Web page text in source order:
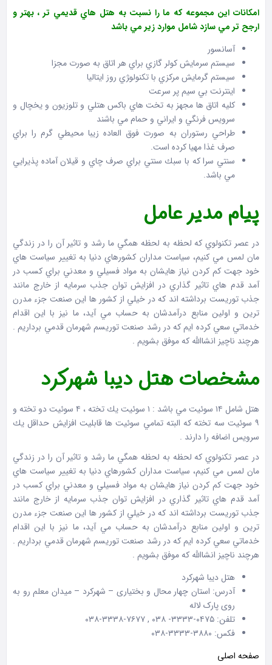
امكانات اين مجموعه كه ما را نسبت به هتل هاي قديمي تر ، بهتر و
ارجح تر مي سازد شامل موارد زير مي باشد
آسانسور
سيستم سرمايش كولر گازي براي هر اتاق به صورت مجزا
سيستم گرمايش مركزي با تكنولو‍‍ژي روز ايتاليا
اينترنت بي سيم پر سرعت
كليه اتاق ها مجهز به تخت هاي باكس هتلي و تلوزيون و يخچال و
سرويس فرنگي و ايراني و حمام مي باشند
طراحي رستوران به صورت فوق العاده زيبا محيطي گرم را براي
صرف غذا مهيا كرده است.
سنتي سرا كه با سبك سنتي براي صرف چاي و قيلان آماده پذيرايي
مي باشد.
پيام مدير عامل
در عصر تكنولوي كه لحظه به لحظه همگي ما رشد و تاثير آن را در زندگي
مان لمس مي كنيم، سياست مداران كشورهاي دنيا به تغيير سياست هاي
خود جهت كم كردن نياز هايشان به مواد فسيلي و معدني براي كسب در
آمد قدم هاي تاثير گذاري در افزايش توان جذب سرمايه از خارج مانند
جذب توريست برداشته اند كه در خيلي از كشور ها اين صنعت جزء مدرن
ترين و اولين منابع درآمدشان به حساب مي آيد، ما نيز با اين اقدام
خدماتي سعي كرده ايم كه در رشد صنعت توريسم شهرمان قدمي برداريم .
هرچند ناچيز انشاالله كه موفق بشويم .
مشخصات هتل دیبا شهرکرد
هتل شامل ۱۴ سوئيت مي باشد : ۱ سوئيت يك تخته ، ۴ سوئيت دو تخته و
۹ سوئيت سه تخته كه البته تمامي سوئيت ها قابليت افزايش حداقل يك
سرويس اضافه را دارند .
در عصر تكنولوي كه لحظه به لحظه همگي ما رشد و تاثير آن را در زندگي
مان لمس مي كنيم، سياست مداران كشورهاي دنيا به تغيير سياست هاي
خود جهت كم كردن نياز هايشان به مواد فسيلي و معدني براي كسب در
آمد قدم هاي تاثير گذاري در افزايش توان جذب سرمايه از خارج مانند
جذب توريست برداشته اند كه در خيلي از كشور ها اين صنعت جزء مدرن
ترين و اولين منابع درآمدشان به حساب مي آيد، ما نيز با اين اقدام
خدماتي سعي كرده ايم كه در رشد صنعت توريسم شهرمان قدمي برداريم .
هرچند ناچيز انشاالله كه موفق بشويم .
هتل دیبا شهرکرد
آدرس: استان چهار محال و بختیاری – شهرکرد – میدان معلم رو به
روی پارک لاله
تلفن: ۰۴۷۵-۳۳۳۳- ۰۳۸ , ۷۶۷۷-۳۳۳۸-۰۳۸
فکس: ۳۸۸۰-۳۳۳۳-۰۳۸
صفحه اصلی